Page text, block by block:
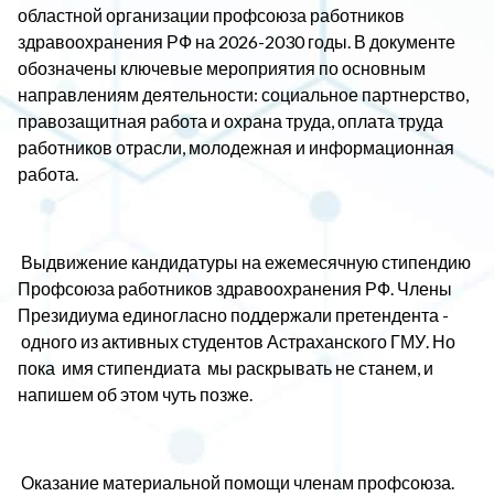
областной организации профсоюза работников
здравоохранения РФ на 2026-2030 годы. В документе
обозначены ключевые мероприятия по основным
направлениям деятельности: социальное партнерство,
правозащитная работа и охрана труда, оплата труда
работников отрасли, молодежная и информационная
работа.
Выдвижение кандидатуры на ежемесячную стипендию
Профсоюза работников здравоохранения РФ. Члены
Президиума единогласно поддержали претендента -
одного из активных студентов Астраханского ГМУ. Но
пока имя стипендиата мы раскрывать не станем, и
напишем об этом чуть позже.
Оказание материальной помощи членам профсоюза.